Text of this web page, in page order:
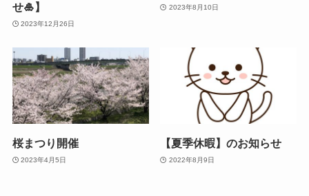
せ🎍】
2023年12月26日
2023年8月10日
桜まつり開催
2023年4月5日
【夏季休暇】のお知らせ
2022年8月9日